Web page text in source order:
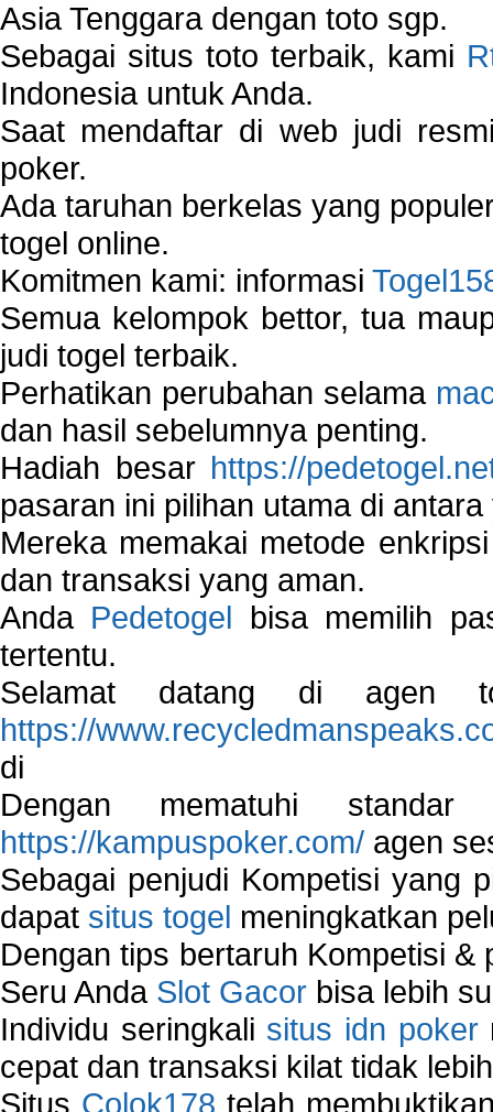
Asia Tenggara dengan toto sgp.
Sebagai situs toto terbaik, kami
Indonesia untuk Anda.
Saat mendaftar di web judi
poker.
Ada taruhan berkelas yang
togel online.
Komitmen kami: informasi
Semua kelompok bettor, tua
judi togel terbaik.
Perhatikan perubahan selama
dan hasil sebelumnya penting.
Hadiah besar https://
pasaran ini pilihan utama di
Mereka memakai metode
dan transaksi yang aman.
Anda Pedetogel bisa memilih
tertentu.
Selamat datang di agen
https://
di
Dengan mematuhi
https://kampuspoker.com/ agen
Sebagai penjudi Kompetisi yang
dapat situs togel meningkatkan
Dengan tips bertaruh Kompetisi
Seru Anda Slot Gacor bisa lebih
Individu seringkali situs idn poker
cepat dan transaksi kilat tidak
Situs Colok178 telah